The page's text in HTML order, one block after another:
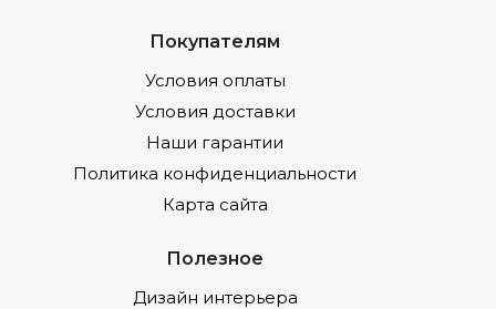
Покупателям
Условия оплаты
Условия доставки
Наши гарантии
Политика конфиденциальности
Карта сайта
Полезное
Дизайн интерьера